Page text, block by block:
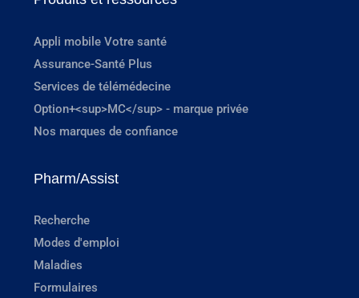
Appli mobile Votre santé
Assurance-Santé Plus
Services de télémédecine
Option+<sup>MC</sup> - marque privée
Nos marques de confiance
Pharm/Assist
Recherche
Modes d'emploi
Maladies
Formulaires